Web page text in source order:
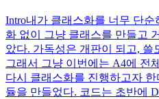
Intro내가 클래스화를 너무 단
화 없이 그냥 클래스를 만들고
았다. 가독성은 개판이 되고, 쓸
그래서 그냥 이번에는 A4에 전
다시 클래스화를 진행하고자
듈을 만들었다. 코드는 초반에